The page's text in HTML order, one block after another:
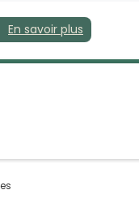
En savoir plus